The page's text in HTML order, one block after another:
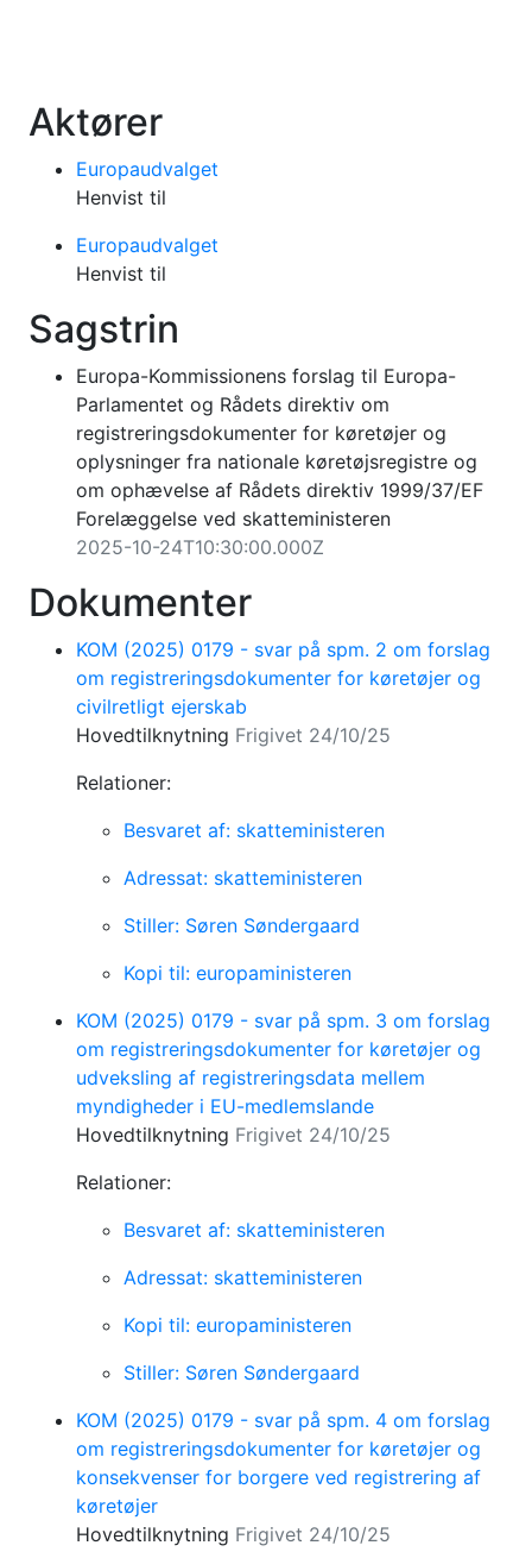
Aktører
Europaudvalget
Henvist til
Europaudvalget
Henvist til
Sagstrin
Europa-Kommissionens forslag til Europa-
Parlamentet og Rådets direktiv om
registreringsdokumenter for køretøjer og
oplysninger fra nationale køretøjsregistre og
om ophævelse af Rådets direktiv 1999/37/EF
Forelæggelse ved skatteministeren
2025-10-24T10:30:00.000Z
Dokumenter
KOM (2025) 0179 - svar på spm. 2 om forslag
om registreringsdokumenter for køretøjer og
civilretligt ejerskab
Hovedtilknytning Frigivet 24/10/25
Relationer:
Besvaret af: skatteministeren
Adressat: skatteministeren
Stiller: Søren Søndergaard
Kopi til: europaministeren
KOM (2025) 0179 - svar på spm. 3 om forslag
om registreringsdokumenter for køretøjer og
udveksling af registreringsdata mellem
myndigheder i EU-medlemslande
Hovedtilknytning Frigivet 24/10/25
Relationer:
Besvaret af: skatteministeren
Adressat: skatteministeren
Kopi til: europaministeren
Stiller: Søren Søndergaard
KOM (2025) 0179 - svar på spm. 4 om forslag
om registreringsdokumenter for køretøjer og
konsekvenser for borgere ved registrering af
køretøjer
Hovedtilknytning Frigivet 24/10/25